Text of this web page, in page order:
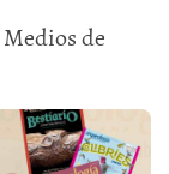
de